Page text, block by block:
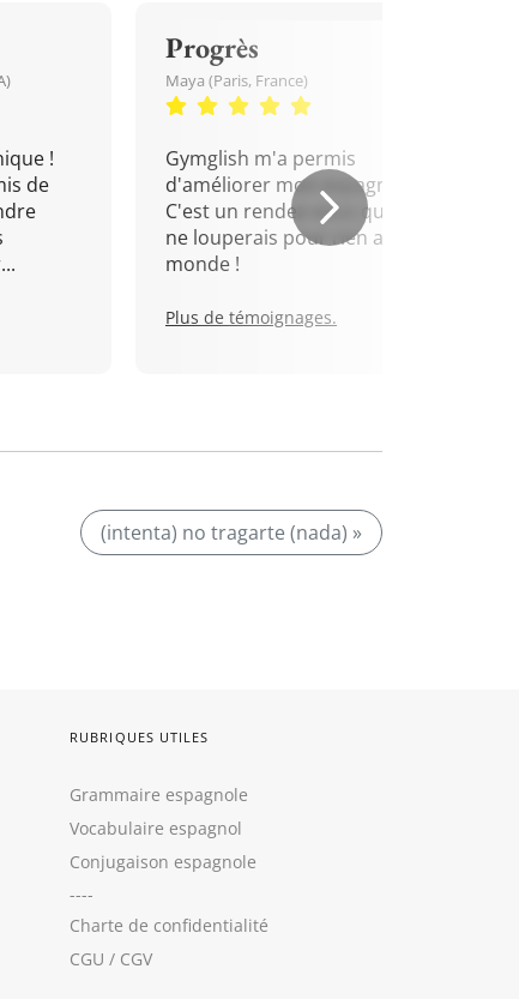
!
de
Progrès
Maya (Paris, France)
Gymglish m'a permis
d'améliorer mon espagnol.
C'est un rendez-vous que je
ne louperais pour rien au
monde !
Plus de témoignages.
(intenta) no tragarte (nada) »
RUBRIQUES UTILES
Grammaire espagnole
Vocabulaire espagnol
Conjugaison espagnole
----
Charte de confidentialité
CGU / CGV